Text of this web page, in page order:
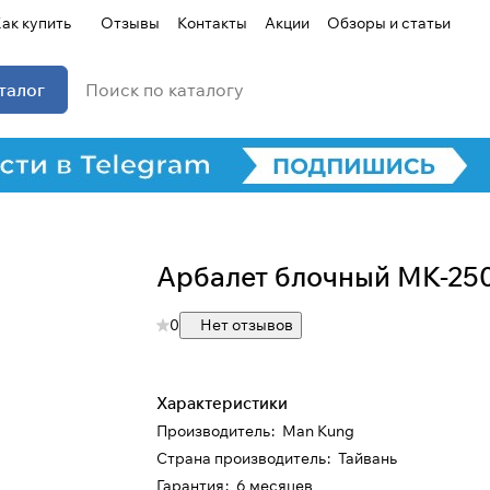
купить Отзывы Контакты Акции Обзоры и статьи
Арбалет блочный MK-
0 Нет отзывов
Характеристики
Производитель: Man Kung
Страна производитель: Тайвань
Гарантия: 6 месяцев
Для клиентов всех банков
оплату на части